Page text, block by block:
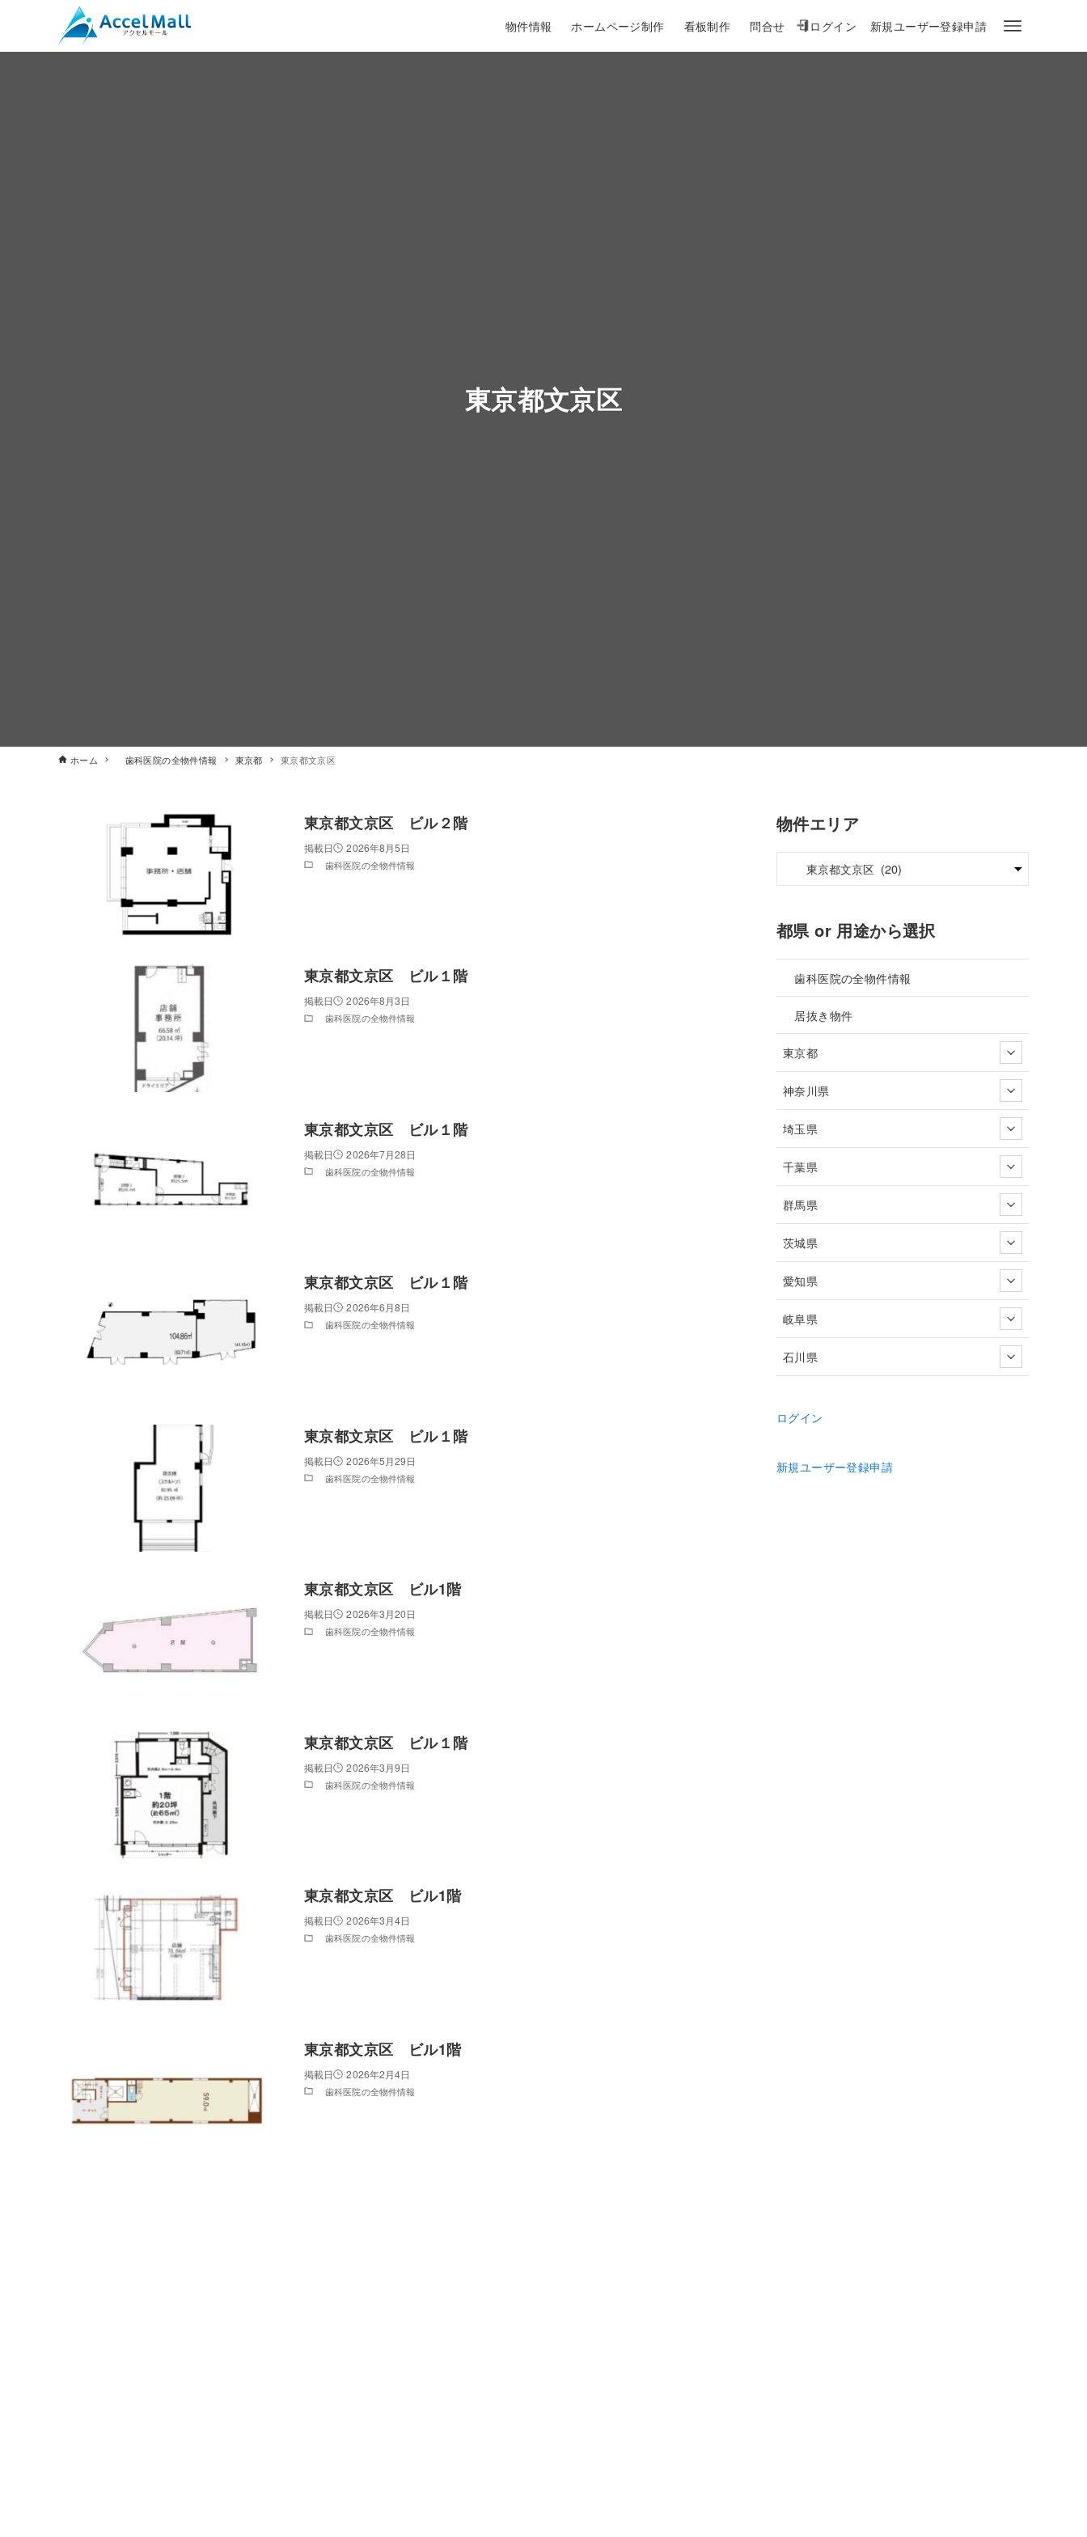
物件情報 ホームページ制作 看板制作 問合せ ログイン 新規ユーザー登録申請
東京都文京区
ホーム 歯科医院の全物件情報 東京都 東京都文京区
東京都文京区 ビル２階
2026年8月5日
歯科医院の全物件情報
東京都文京区 ビル１階
2026年8月3日
歯科医院の全物件情報
東京都文京区 ビル１階
2026年7月28日
歯科医院の全物件情報
東京都文京区 ビル１階
2026年6月8日
歯科医院の全物件情報
東京都文京区 ビル１階
2026年5月29日
歯科医院の全物件情報
東京都文京区 ビル1階
2026年3月20日
歯科医院の全物件情報
東京都文京区 ビル１階
2026年3月9日
歯科医院の全物件情報
東京都文京区 ビル1階
2026年3月4日
歯科医院の全物件情報
東京都文京区 ビル1階
2026年2月4日
歯科医院の全物件情報
物件エリア
都県 or 用途から選択
歯科医院の全物件情報
居抜き物件
東京都
神奈川県
埼玉県
千葉県
群馬県
茨城県
愛知県
岐阜県
石川県
ログイン
新規ユーザー登録申請